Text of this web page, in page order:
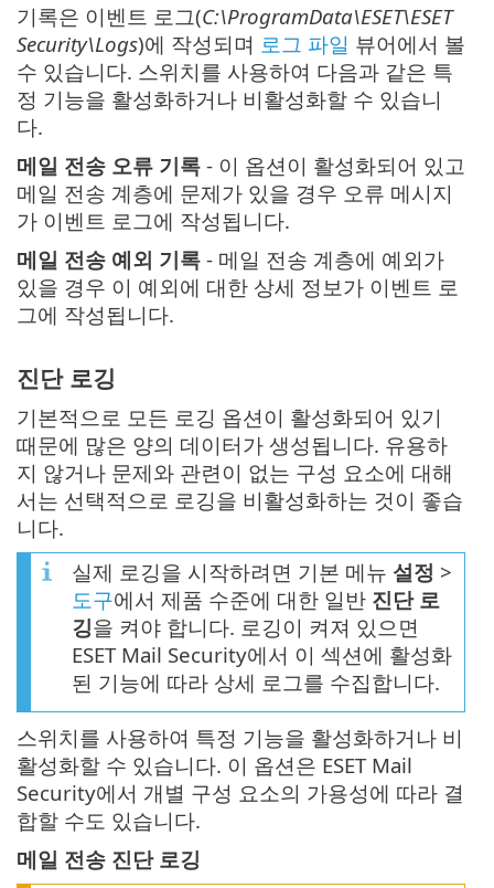
기록은 이벤트 로그(C:\ProgramData\ESET\ESET
Security\Logs)에 작성되며 로그 파일 뷰어에서 볼
수 있습니다. 스위치를 사용하여 다음과 같은 특
정 기능을 활성화하거나 비활성화할 수 있습니
다.
메일 전송 오류 기록 - 이 옵션이 활성화되어 있고
메일 전송 계층에 문제가 있을 경우 오류 메시지
가 이벤트 로그에 작성됩니다.
메일 전송 예외 기록 - 메일 전송 계층에 예외가
있을 경우 이 예외에 대한 상세 정보가 이벤트 로
그에 작성됩니다.
진단 로깅
기본적으로 모든 로깅 옵션이 활성화되어 있기
때문에 많은 양의 데이터가 생성됩니다. 유용하
지 않거나 문제와 관련이 없는 구성 요소에 대해
서는 선택적으로 로깅을 비활성화하는 것이 좋습
니다.
실제 로깅을 시작하려면 기본 메뉴 설정 >
도구에서 제품 수준에 대한 일반 진단 로
깅을 켜야 합니다. 로깅이 켜져 있으면
ESET Mail Security에서 이 섹션에 활성화
된 기능에 따라 상세 로그를 수집합니다.
스위치를 사용하여 특정 기능을 활성화하거나 비
활성화할 수 있습니다. 이 옵션은 ESET Mail
Security에서 개별 구성 요소의 가용성에 따라 결
합할 수도 있습니다.
메일 전송 진단 로깅